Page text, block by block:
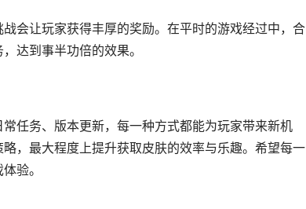
会让玩家获得丰厚的奖励。在平时的游戏经过中，合
达到事半功倍的效果。
任务、版本更新，每一种方式都能为玩家带来新机
，最大程度上提升获取皮肤的效率与乐趣。希望每一
验。